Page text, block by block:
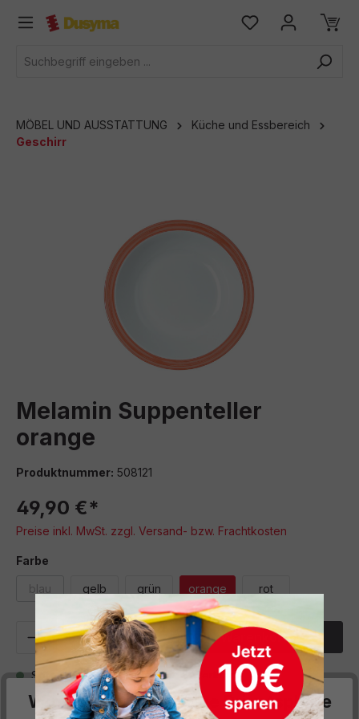
springen
MÖBEL UND AUSSTATTUNG
Küche und Essbereich
Geschirr
Melamin Suppenteller
orange
Produktnummer: 508121
49,90 €*
Preise inkl. MwSt. zzgl. Versand- bzw. Frachtkosten
Farbe
blau(Diese Option ist zurzeit nicht verfügbar.)
gelb grün orange rot
Produkt Anzahl: Gib denIn den Warenkorb
Sofort verfügbar, Lieferzeit: 5 Werktage
Zum Merkzettel hinzufügen
Wir respektieren deine Privatsphäre